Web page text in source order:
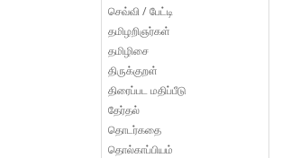
செவ்வி / பேட்டி
தமிழறிஞர்கள்
தமிழிசை
திருக்குறள்
திரைப்பட மதிப்பீடு
தேர்தல்
தொடர்கதை
தொல்காப்பியம்